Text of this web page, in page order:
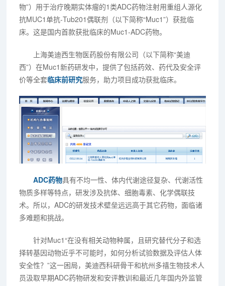
物”）用于治疗晚期实体瘤的1类ADC药物注射用重组人源化
抗MUC1单抗-Tub201偶联剂（以下简称“Muc1”）获批临
床。这是国内首款获批临床的Muc1-ADC药物。
上海美迪西生物医药股份有限公司（以下简称“美迪
西”）在Muc1新药研发中，提供了包括药效、药代及安全评
价等全套临床前研究服务，助力项目成功获批临床。
ADC药物具有不均一性、体内代谢途径复杂、代谢活性
物质多样等特点，研发涉及抗体、细胞毒素、化学偶联技
术。所以，ADC的研发技术壁垒远远高于其它药物，面临诸
多难题和挑战。
针对Muc1“在没有相关动物种属，且研究替代分子和选
择转基因动物近乎不可能时，如何分析试验数据及评估人体
安全性？”这一困局，美迪西科研骨干和杭州多禧生物技术人
员汲取早期ADC药物研发和安评教训和最近几年国内外监管